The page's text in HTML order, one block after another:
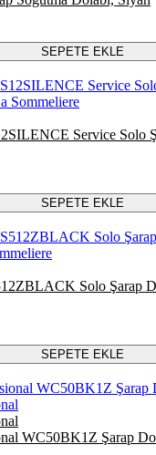
SEPETE EKLE
Service Solo
SEPETE EKLE
Solo Şarap
SEPETE EKLE
WC50BK1Z Şarap